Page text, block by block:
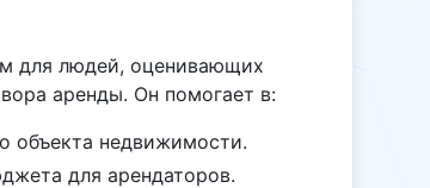
для людей, оценивающих
аренды. Он помогает в:
объекта недвижимости.
для арендаторов.